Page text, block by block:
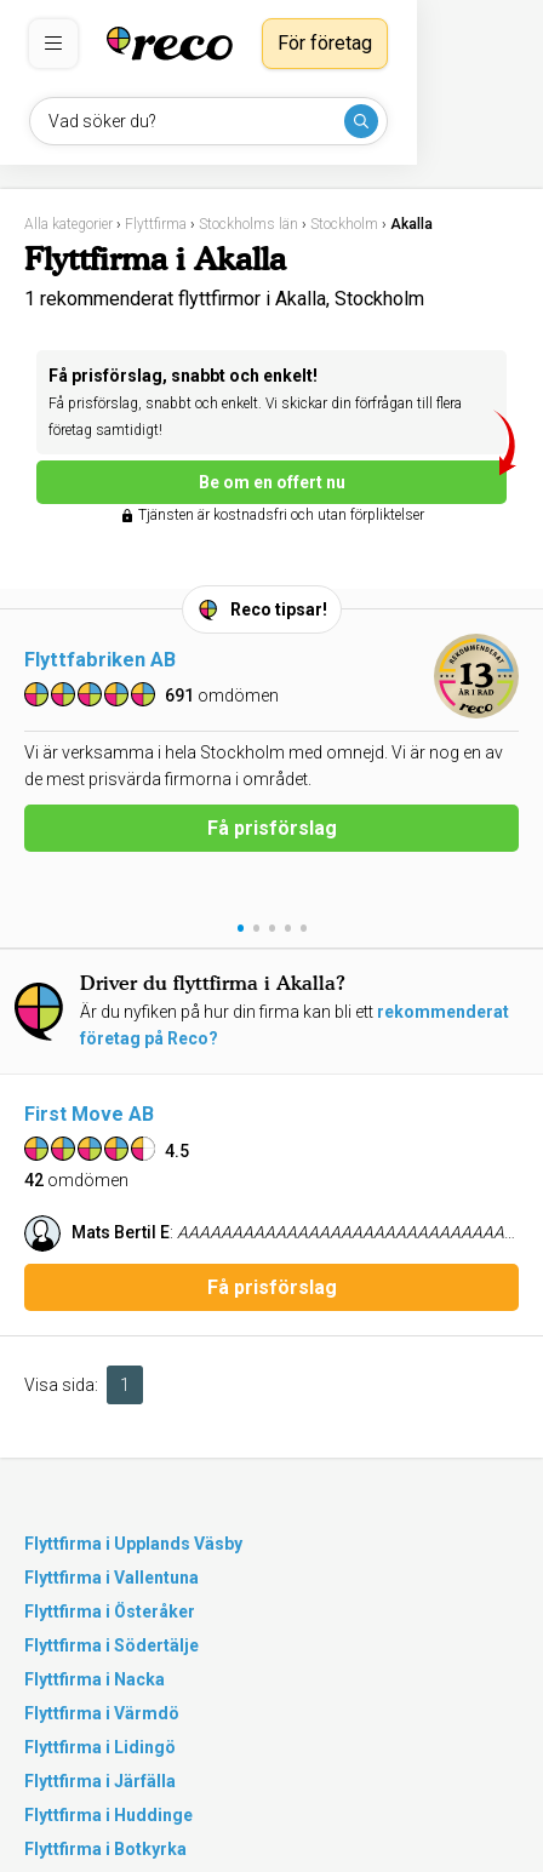
Vad söker du?
För företag
Alla kategorier › Flyttfirma › Stockholms län › Stockholm › Akalla
Flyttfirma i Akalla
1 rekommenderat flyttfirmor i Akalla, Stockholm
Få prisförslag, snabbt och enkelt!
Få prisförslag, snabbt och enkelt. Vi skickar din förfrågan till flera
företag samtidigt!
Be om en offert nu
Tjänsten är kostnadsfri och utan förpliktelser
Reco tipsar!
Flyttfabriken AB
691 omdömen
Vi är verksamma i hela Stockholm med omnejd. Vi är nog en av
de mest prisvärda firmorna i området.
Få prisförslag
• • • • •
Driver du flyttfirma i Akalla?
Är du nyfiken på hur din firma kan bli ett rekommenderat
företag på Reco?
First Move AB
4.5
42 omdömen
Mats Bertil E: AAAAAAAAAAAAAAAAAAAAAAAAAAAAAAAAAAAAAAAAAAAAAAAAAAAAAAAAAAAAAAAAAAAAAAAAAAAAAAAAAAAAAAAAAAAAAAAAAAAAAAAAAAAAAAAAAAAAAAAAAAAAAAAAAAAA
Få prisförslag
Visa sida: 1
Flyttfirma i Upplands Väsby
Flyttfirma i Vallentuna
Flyttfirma i Österåker
Flyttfirma i Södertälje
Flyttfirma i Nacka
Flyttfirma i Värmdö
Flyttfirma i Lidingö
Flyttfirma i Järfälla
Flyttfirma i Huddinge
Flyttfirma i Botkyrka